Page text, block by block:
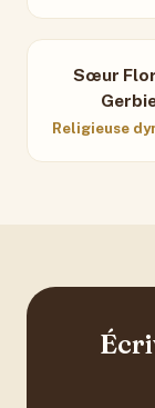
Sœur
Religieuse